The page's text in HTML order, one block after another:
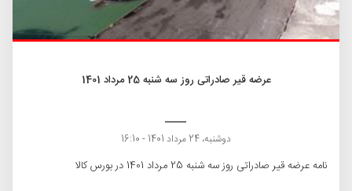
عرضه قیر صادراتی روز سه شنبه 25 مرداد 1401
دوشنبه، 24 مرداد 1401 - 16:10
نامه عرضه قیر صادراتی روز سه شنبه 25 مرداد 1401 در بورس کالا